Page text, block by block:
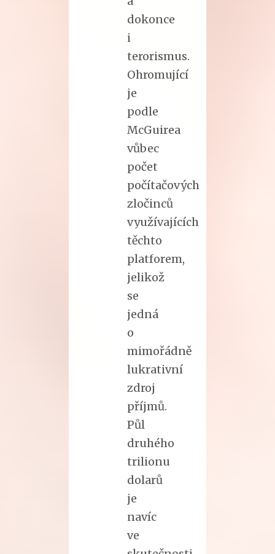
dokonce
i
terorismus.
Ohromující
je
podle
McGuirea
vůbec
počet
počítačových
zločinců
využívajících
těchto
platforem,
jelikož
se
jedná
o
mimořádně
lukrativní
zdroj
příjmů.
Půl
druhého
trilionu
dolarů
je
navíc
ve